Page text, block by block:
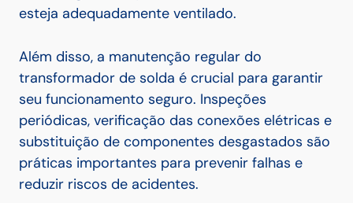
esteja adequadamente ventilado.
Além disso, a manutenção regular do
transformador de solda é crucial para garantir
seu funcionamento seguro. Inspeções
periódicas, verificação das conexões elétricas e
substituição de componentes desgastados são
práticas importantes para prevenir falhas e
reduzir riscos de acidentes.